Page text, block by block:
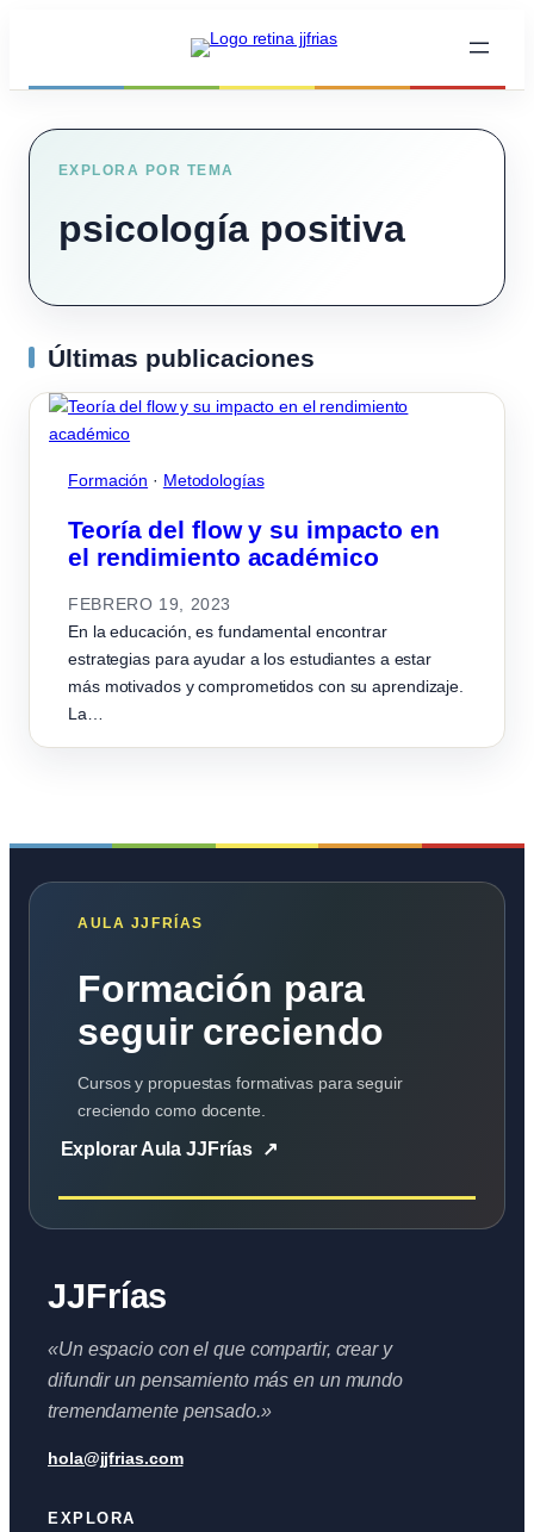
EXPLORA POR TEMA
psicología positiva
Últimas publicaciones
Formación · Metodologías
Teoría del flow y su impacto en
el rendimiento académico
FEBRERO 19, 2023
En la educación, es fundamental encontrar
estrategias para ayudar a los estudiantes a estar
más motivados y comprometidos con su aprendizaje.
La…
AULA JJFRÍAS
Formación para
seguir creciendo
Cursos y propuestas formativas para seguir
creciendo como docente.
Explorar Aula JJFrías
JJFrías
«Un espacio con el que compartir, crear y
difundir un pensamiento más en un mundo
tremendamente pensado.»
hola@jjfrias.com
EXPLORA